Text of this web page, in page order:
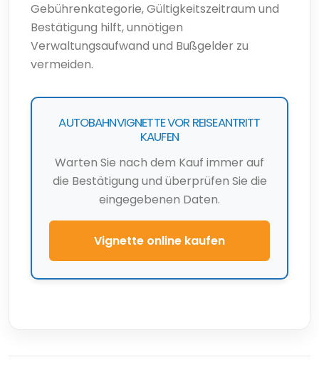
Gebührenkategorie, Gültigkeitszeitraum und
Bestätigung hilft, unnötigen
Verwaltungsaufwand und Bußgelder zu
vermeiden.
AUTOBAHNVIGNETTE VOR REISEANTRITT
KAUFEN
Warten Sie nach dem Kauf immer auf
die Bestätigung und überprüfen Sie die
eingegebenen Daten.
Vignette online kaufen